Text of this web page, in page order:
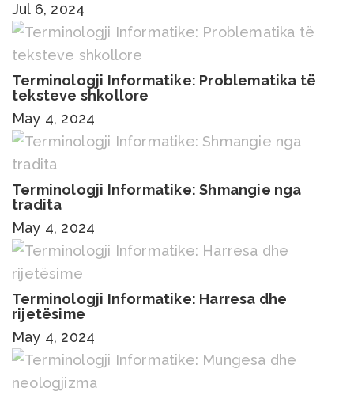
Jul 6, 2024
Terminologji Informatike: Problematika të
teksteve shkollore
May 4, 2024
Terminologji Informatike: Shmangie nga
tradita
May 4, 2024
Terminologji Informatike: Harresa dhe
rijetësime
May 4, 2024